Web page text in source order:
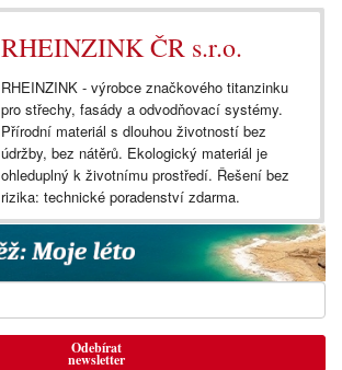
RHEINZINK ČR s.r.o.
RHEINZINK - výrobce značkového titanzinku
pro střechy, fasády a odvodňovací systémy.
Přírodní materiál s dlouhou životností bez
údržby, bez nátěrů. Ekologický materiál je
ohleduplný k životnímu prostředí. Řešení bez
rizika: technické poradenství zdarma.
Odebírat
newsletter